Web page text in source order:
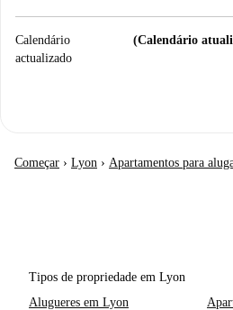
Calendário
actualizado
(Calendário
Começar › Lyon › Apartamentos para
Tipos de propriedade em Lyon
Alugueres em Lyon